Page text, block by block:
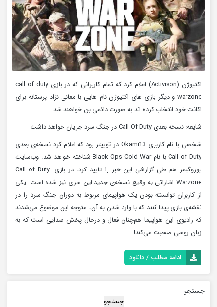
اکتیوژن (Activison) اعلام کرد که تمام کاربرانی که در بازی call of duty
warzone و دیگر بازی های اکتیوژن نام هایی با معانی نژاد پرستانه برای
اکانت خود انتخاب کرده اند به صورت دائمی بن خواهند شد
شایعه: نسخه بعدی Call Of Duty در جنگ سرد جریان خواهد داشت
شخصی با نام کاربری Okami13 در توییتر بود که اعلام کرد نسخه‌ی بعدی
Call of Duty با نام Black Ops Cold War شناخته خواهد شد. وب‌سایت
یوروگیمر هم طی گزارشی این خبر را تایید کرد، در بازی Call of Duty:
Warzone اشاراتی به وقایع نسخه‌ی جدید این سری نیز شده است. یکی
از کاربران توانسته بودن یک هواپیمای مربوط به دوران جنگ سرد را در
نقشه‌ی بازی پیدا کنند که با وارد شدن به آن، متوجه این موضوع می‌شدند
که رادیوی این هواپیما هم‌چنان فعال و درحال پخش صدایی است که به
زبان روسی صحبت می‌کند!
ادامه مطلب / دانلود
جستجو
جستجو